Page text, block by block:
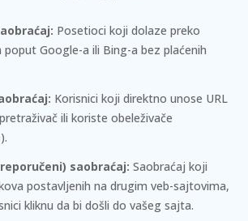
Posetioci koji dolaze preko
poput Google-a ili Bing-a bez plaćenih
Korisnici koji direktno unose URL
ili koriste obeleživače
saobraćaj: Saobraćaj koji
postavljenih na drugim veb-sajtovima,
kliknu da bi došli do vašeg sajta.